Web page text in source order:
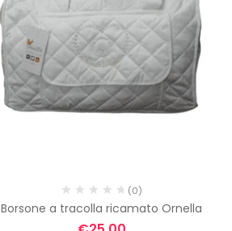
(0)
Borsone a tracolla ricamato Ornella